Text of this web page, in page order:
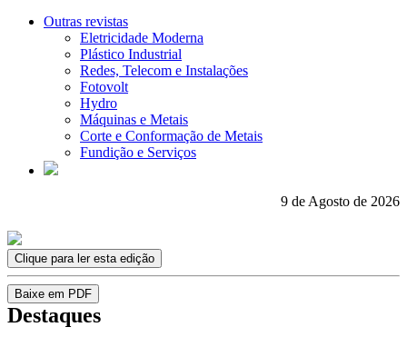
Outras revistas
Eletricidade Moderna
Plástico Industrial
Redes, Telecom e Instalações
Fotovolt
Hydro
Máquinas e Metais
Corte e Conformação de Metais
Fundição e Serviços
9 de Agosto de 2026
Clique para ler esta edição
Baixe em PDF
Destaques